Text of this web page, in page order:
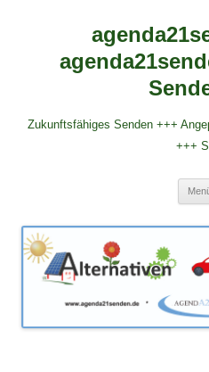
Zukunftsfähiges Senden +++
+++